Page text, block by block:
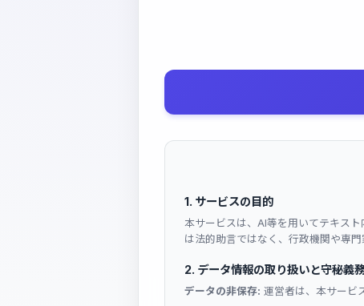
1. サービスの目的
本サービスは、AI等を用いてテキス
は法的助言ではなく、行政機関や専
2. データ情報の取り扱いと守秘義
データの非保存: 運営者は、本サービ